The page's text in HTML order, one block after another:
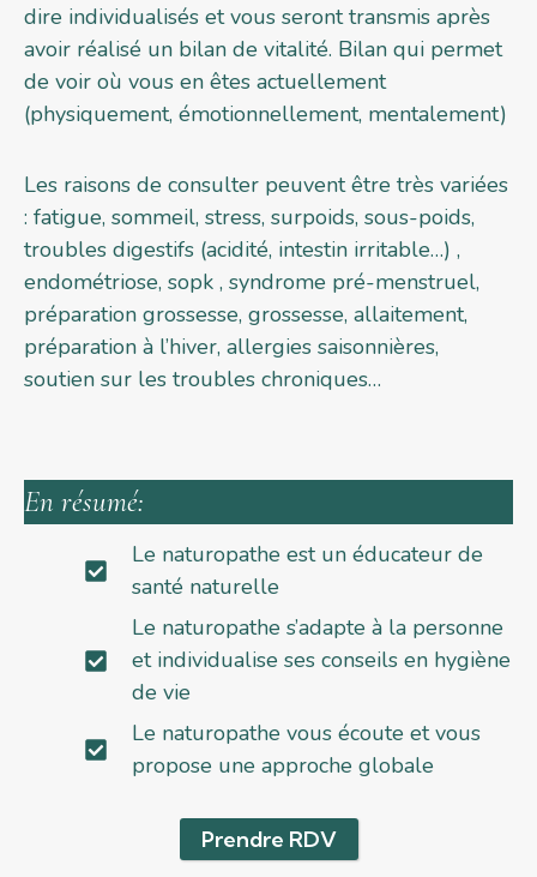
dire individualisés et vous seront transmis après
avoir réalisé un bilan de vitalité. Bilan qui permet
de voir où vous en êtes actuellement
(physiquement, émotionnellement, mentalement)
Les raisons de consulter peuvent être très variées
: fatigue, sommeil, stress, surpoids, sous-poids,
troubles digestifs (acidité, intestin irritable…) ,
endométriose, sopk , syndrome pré-menstruel,
préparation grossesse, grossesse, allaitement,
préparation à l’hiver, allergies saisonnières,
soutien sur les troubles chroniques…
En résumé:
Le naturopathe est un éducateur de
santé naturelle
Le naturopathe s’adapte à la personne
et individualise ses conseils en hygiène
de vie
Le naturopathe vous écoute et vous
propose une approche globale
Prendre RDV